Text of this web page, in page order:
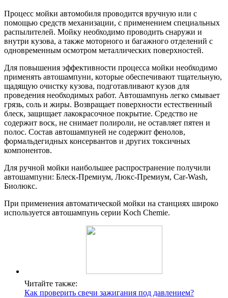
Процесс мойки автомобиля проводится вручную или с
помощью средств механизации, с применением специальных
распылителей. Мойку необходимо проводить снаружи и
внутри кузова, а также моторного и багажного отделений с
одновременным осмотром металлических поверхностей.
Для повышения эффективности процесса мойки необходимо
применять автошампуни, которые обеспечивают тщательную,
щадящую очистку кузова, подготавливают кузов для
проведения необходимых работ. Автошампунь легко смывает
грязь, соль и жиры. Возвращает поверхности естественный
блеск, защищает лакокрасочное покрытие. Средство не
содержит воск, не снимает полироли, не оставляет пятен и
полос. Состав автошампуней не содержит фенолов,
формальдегидных консервантов и других токсичных
компонентов.
Для ручной мойки наибольшее распространение получили
автошампуни: Блеск-Премиум, Люкс-Премиум, Car-Wash,
Биолюкс.
При применения автоматической мойки на станциях широко
используется автошампунь серии Koch Chemie.
Читайте также:
Как проверить свечи зажигания под давлением?